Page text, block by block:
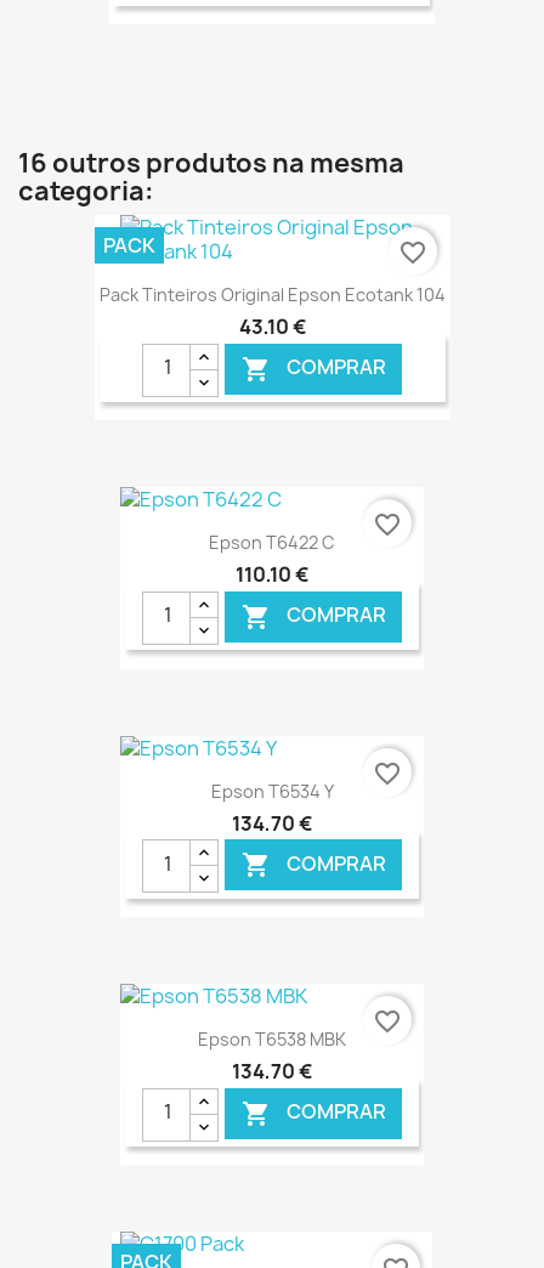
16 outros produtos na mesma
categoria:
Pack Tinteiros Original Epson Ecotank 104
43,10 €
 COMPRAR
PACK favorite_border
Epson T6422 C
110,10 €
 COMPRAR
€ ONLINE
favorite_border
Epson T6534 Y
134,70 €
 COMPRAR
€ ONLINE
favorite_border
Epson T6538 MBK
134,70 €
 COMPRAR
€ ONLINE
favorite_border
PACK